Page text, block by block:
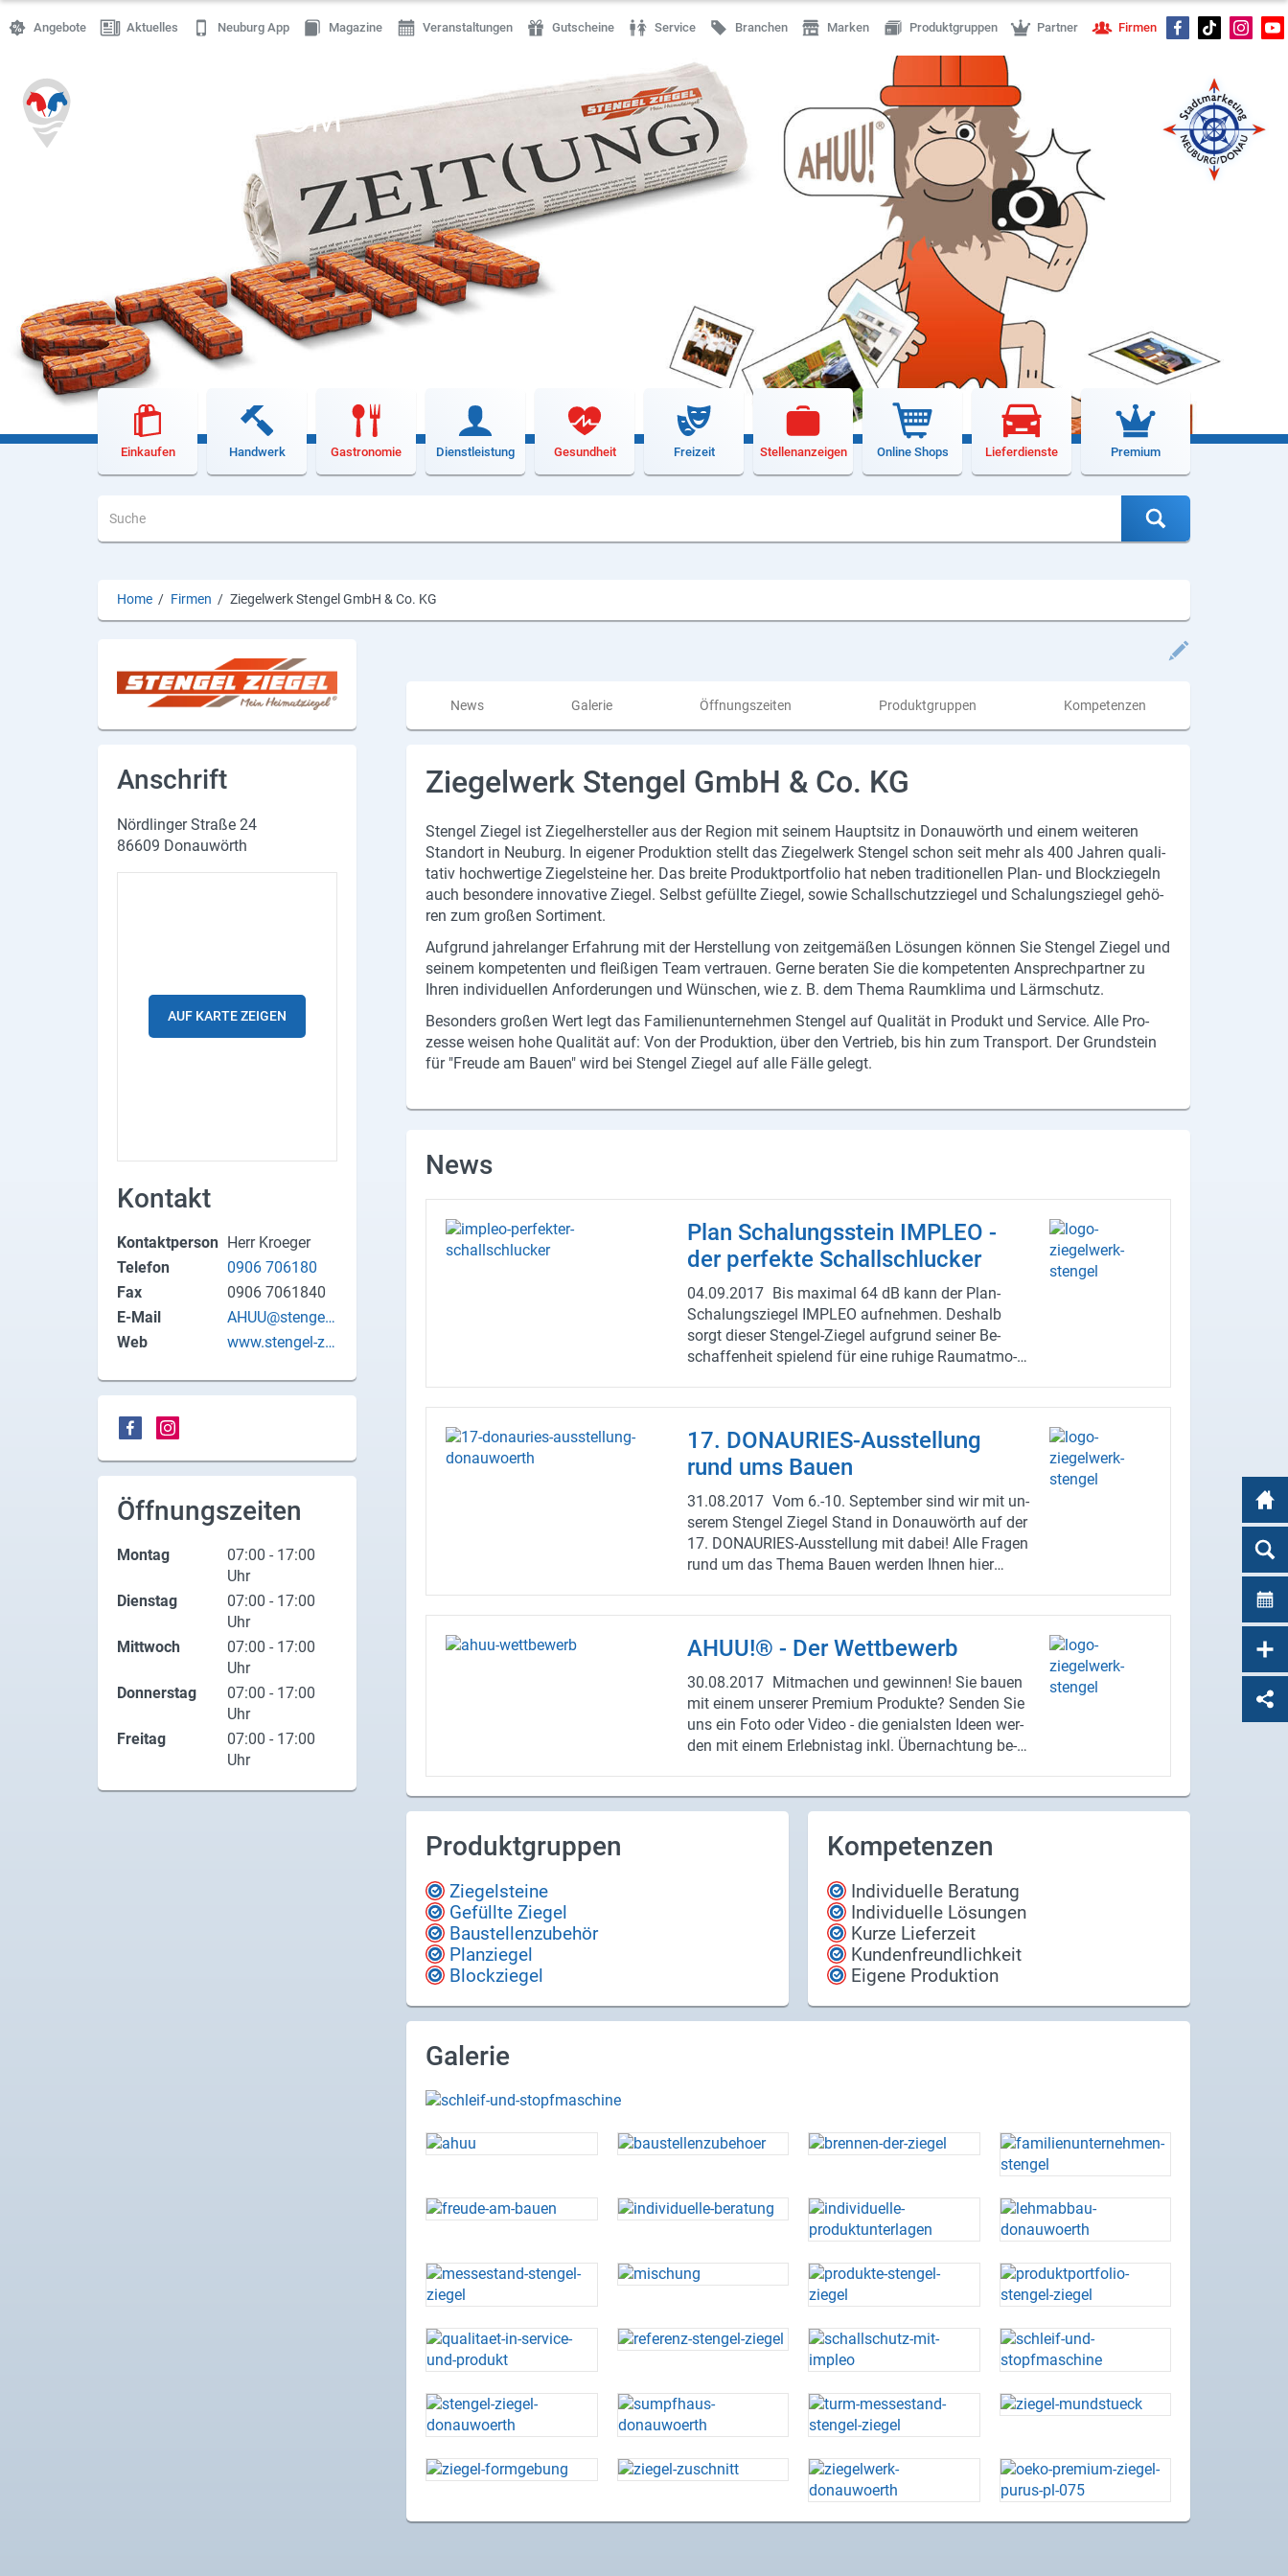
Angebote Aktuelles Neuburg App Magazine Veranstaltungen Gutscheine Service Branchen Marken Produktgruppen Partner Firmen
Einkaufen Handwerk Gastronomie Dienstleistung Gesundheit Freizeit Stellenanzeigen Online Shops Lieferdienste Premium
Home / Firmen / Ziegelwerk Stengel GmbH & Co. KG
Anschrift
Nördlinger Straße 24
86609 Donauwörth
AUF KARTE ZEIGEN
Kontakt
Kontaktperson Herr Kroeger
Telefon
0906 706180
Fax
0906 7061840
E-Mail
AHUU@stengel-
ziegel.de
Web
www.stengel-zie
Öffnungszeiten
Montag
07:00 - 17:00
Uhr
Dienstag
07:00 - 17:00
Uhr
Mittwoch
07:00 - 17:00
Uhr
Donnerstag
07:00 - 17:00
Uhr
Freitag
07:00 - 17:00
Uhr
News Galerie Öffnungszeiten Produktgruppen Kompetenzen
Ziegelwerk Stengel GmbH & Co. KG
Sten­gel Zie­gel ist Zie­gel­her­stel­ler aus der Re­gi­on mit sei­nem Haupt­sitz in Do­nau­wörth und einem wei­te­ren
Stand­ort in Neu­burg. In ei­ge­ner Pro­duk­ti­on stellt das Zie­gel­werk Sten­gel schon seit mehr als 400 Jah­ren qua­li­
ta­tiv hoch­wer­ti­ge Zie­gel­stei­ne her. Das brei­te Pro­dukt­port­fo­lio hat neben tra­di­tio­nel­len Plan- und Block­zie­geln
auch be­son­de­re in­no­va­ti­ve Zie­gel. Selbst ge­füll­te Zie­gel, sowie Schall­schutz­zie­gel und Scha­lungs­zie­gel ge­hö­
ren zum gro­ßen Sor­ti­ment.
Auf­grund jah­re­lan­ger Er­fah­rung mit der Her­stel­lung von zeit­ge­mä­ßen Lö­sun­gen kön­nen Sie Sten­gel Zie­gel und
sei­nem kom­pe­ten­ten und flei­ßi­gen Team ver­trau­en. Gerne be­ra­ten Sie die kom­pe­ten­ten An­sprech­part­ner zu
Ihren in­di­vi­du­el­len An­for­de­run­gen und Wün­schen, wie z. B. dem Thema Raum­kli­ma und Lärm­schutz.
Be­son­ders gro­ßen Wert legt das Fa­mi­li­en­un­ter­neh­men Sten­gel auf Qua­li­tät in Pro­dukt und Ser­vice. Alle Pro­
zes­se wei­sen hohe Qua­li­tät auf: Von der Pro­duk­ti­on, über den Ver­trieb, bis hin zum Trans­port. Der Grund­stein
für "Freu­de am Bauen" wird bei Sten­gel Zie­gel auf alle Fälle ge­legt.
News
Plan Scha­lungs­stein IM­PLEO -
der per­fek­te Schall­schlu­cker
04.09.2017 Bis ma­xi­mal 64 dB kann der Plan-​
Schalungsziegel IM­PLEO auf­neh­men. Des­halb
sorgt die­ser Stengel-​Ziegel auf­grund sei­ner Be­
schaf­fen­heit spie­lend für eine ru­hi­ge Raum­at­mo­
17. DONAURIES-​Ausstellung
rund ums Bauen
31.08.2017 Vom 6.-10. Sep­tem­ber sind wir mit un­
se­rem Sten­gel Zie­gel Stand in Do­nau­wörth auf der
17. DONAURIES-​Ausstellung mit dabei! Alle Fra­gen
rund um das Thema Bauen wer­den Ihnen hier
AHUU!® - Der Wett­be­werb
30.08.2017 Mit­ma­chen und ge­win­nen! Sie bauen
mit einem un­se­rer Pre­mi­um Pro­duk­te? Sen­den Sie
uns ein Foto oder Video - die ge­ni­als­ten Ideen wer­
den mit einem Er­leb­nis­tag inkl. Über­nach­tung be­
2018. Ein­fach den Schnapp­schuss bis 31.09.17
den oder di­rekt per Post an uns schi­cken! Wir sind
Produktgruppen
Ziegelsteine
Gefüllte Ziegel
Baustellenzubehör
Planziegel
Blockziegel
Kompetenzen
Individuelle Beratung
Individuelle Lösungen
Kurze Lieferzeit
Kundenfreundlichkeit
Eigene Produktion
Galerie
Einkaufen
Handwerk
Freizeit
Stellenanzeigen
Online Shops
Lieferdienste
Neuburg App
Aktuelles
Veranstaltungen
Produktgruppen
YouTube